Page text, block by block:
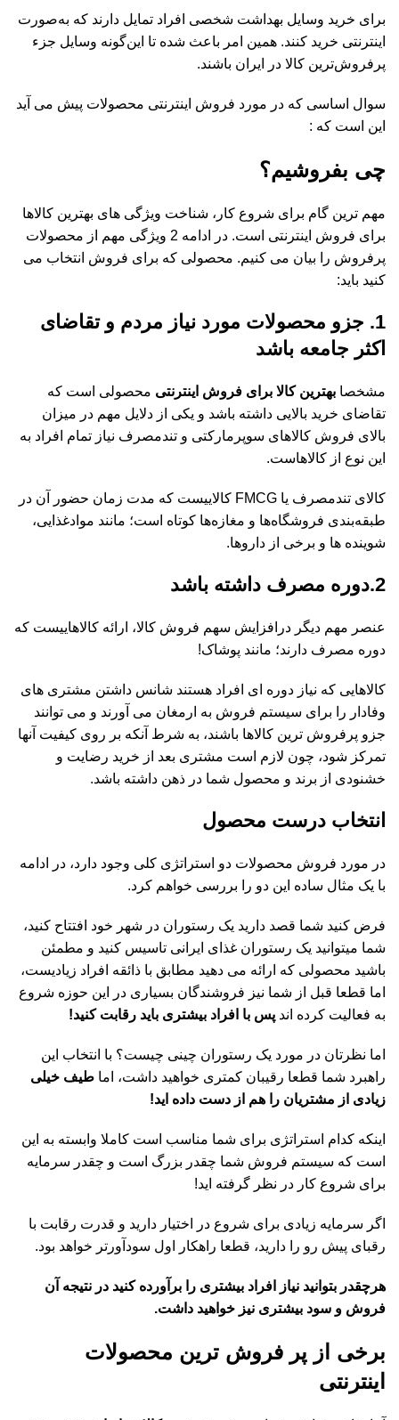
برای خرید وسایل بهداشت شخصی افراد تمایل دارند که به‌صورت
اینترنتی خرید کنند. همین امر باعث شده تا این‌گونه وسایل جزء
پرفروش‌ترین کالا در ایران باشند.
سوال اساسی که در مورد فروش اینترنتی محصولات پیش می­ آید
این است که :
چی بفروشیم؟
مهم ترین گام برای شروع کار، شناخت ویژگی های بهترین کالاها
برای فروش اینترنتی است. در ادامه 2 ویژگی مهم از محصولات
پرفروش را بیان می کنیم. محصولی که برای فروش انتخاب می
کنید باید:
1. جزو محصولات مورد نیاز مردم و تقاضای
اکثر جامعه باشد
مشخصا بهترین کالا برای فروش اینترنتی محصولی است که
تقاضای خرید بالایی داشته باشد و یکی از دلایل مهم در میزان
بالای فروش کالاهای سوپرمارکتی و تندمصرف نیاز تمام افراد به
این نوع از کالاهاست.
کالای تندمصرف یا FMCG کالایی­ست که مدت زمان حضور آن در
طبقه‌بندی فروشگاه‌ها و مغازه‌ها کوتاه است؛ مانند موادغذایی،
شوینده ­ها و برخی از داروها.
2.دوره مصرف داشته باشد
عنصر مهم دیگر درافزایش سهم فروش کالا، ارائه کالاهایی­ست که
دوره مصرف دارند؛ مانند پوشاک!
کالاهایی که نیاز دوره ­ای افراد هستند شانس داشتن مشتری های
وفادار را برای سیستم فروش به ارمغان می­ آورند و می ­توانند
جزو پرفروش­ ترین کالاها باشند، به شرط آنکه بر روی کیفیت آن­ها
تمرکز شود، چون لازم است مشتری بعد از خرید رضایت و
خشنودی از برند و محصول شما در ذهن داشته باشد.
انتخاب درست محصول
در مورد فروش محصولات دو استراتژی کلی وجود دارد، در ادامه
با یک مثال ساده این دو را بررسی خواهم کرد.
فرض کنید شما قصد دارید یک رستوران در شهر خود افتتاح کنید،
شما می­توانید یک رستوران غذای ایرانی تاسیس کنید و مطمئن
باشید محصولی که ارائه می­ دهید مطابق با ذائقه افراد زیادی­ست،
اما قطعا قبل از شما نیز فروشندگان بسیاری در این حوزه شروع
به فعالیت کرده ­اند پس با افراد بیشتری باید رقابت کنید!
اما نظرتان در مورد یک رستوران چینی چیست؟ با انتخاب این
راهبرد شما قطعا رقیبان کمتری خواهید داشت، اما طیف خیلی
زیادی از مشتریان را هم از دست داده­ اید!
اینکه کدام استراتژی برای شما مناسب است کاملا وابسته به این
است که سیستم فروش شما چقدر بزرگ است و چقدر سرمایه
برای شروع کار در نظر گرفته اید!
اگر سرمایه زیادی برای شروع در اختیار دارید و قدرت رقابت با
رقبای پیش رو را دارید، قطعا راهکار اول سودآورتر خواهد بود.
هرچقدر بتوانید نیاز افراد بیشتری را برآورده کنید در نتیجه آن
فروش و سود بیشتری نیز خواهید داشت.
برخی از پر فروش ترین محصولات
اینترنتی